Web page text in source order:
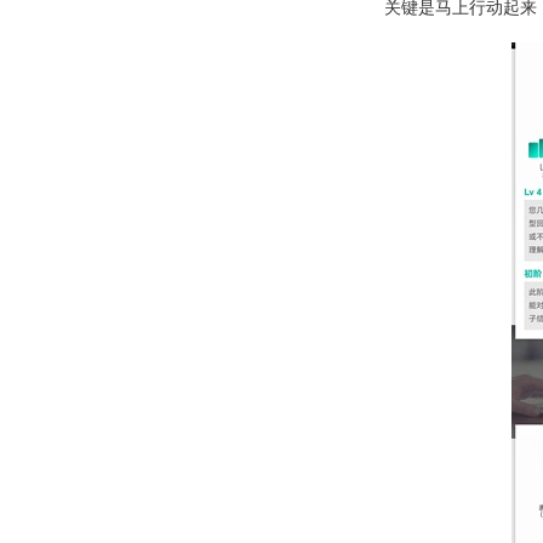
关键是马上行动起来